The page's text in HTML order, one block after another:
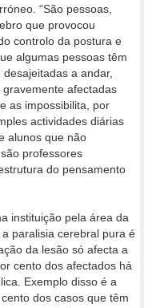
“São pessoas,
que provocou
controlo da postura e
algumas pessoas têm
a andar,
afectadas
as impossibilita, por
actividades diárias
alunos que não
professores
do pensamento
instituição pela área da
paralisia cerebral pura é
da lesão só afecta a
cento dos afectados há
Exemplo disso é a
dos casos que têm